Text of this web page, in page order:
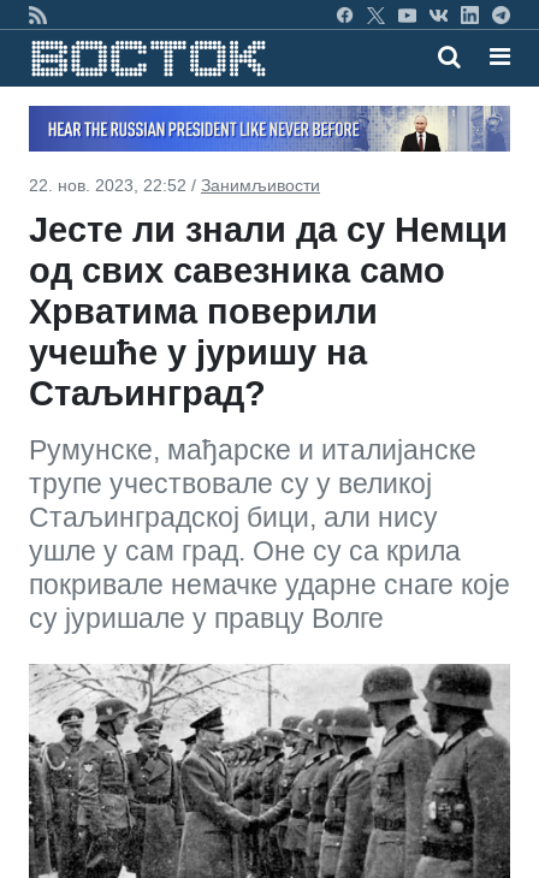
22. нов. 2023, 22:52 / Занимљивости
Јесте ли знали да су Немци
од свих савезника само
Хрватима поверили
учешће у јуришу на
Стаљинград?
Румунске, мађарске и италијанске
трупе учествовале су у великој
Стаљинградској бици, али нису
ушле у сам град. Оне су са крила
покривале немачке ударне снаге које
су јуришале у правцу Волге